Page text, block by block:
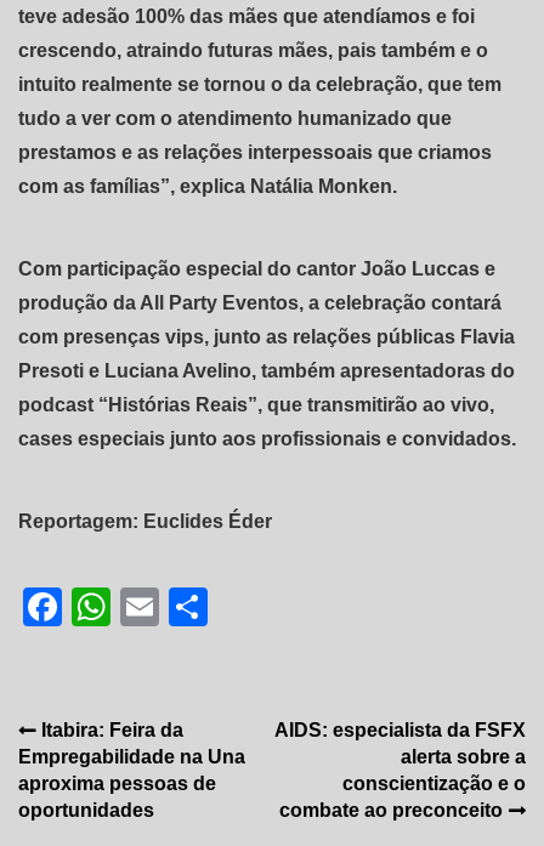
teve adesão 100% das mães que atendíamos e foi
crescendo, atraindo futuras mães, pais também e o
intuito realmente se tornou o da celebração, que tem
tudo a ver com o atendimento humanizado que
prestamos e as relações interpessoais que criamos
com as famílias”, explica Natália Monken.
Com participação especial do cantor João Luccas e
produção da All Party Eventos, a celebração contará
com presenças vips, junto as relações públicas Flavia
Presoti e Luciana Avelino, também apresentadoras do
podcast “Histórias Reais”, que transmitirão ao vivo,
cases especiais junto aos profissionais e convidados.
Reportagem: Euclides Éder
Facebook
WhatsApp
Email
Navegação
de
Post
Itabira: Feira da
Empregabilidade na Una
aproxima pessoas de
oportunidades
AIDS: especialista da FSFX
alerta sobre a
conscientização e o
combate ao preconceito